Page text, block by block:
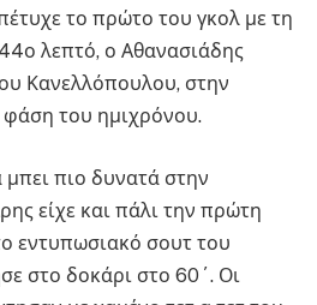
το πρώτο του γκολ με τη
λεπτό, ο Αθανασιάδης
Κανελλόπουλου, στην
φάση του ημιχρόνου.
πιο δυνατά στην
είχε και πάλι την πρώτη
εντυπωσιακό σουτ του
στο δοκάρι στο 60΄. Οι